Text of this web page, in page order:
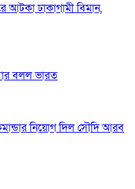
আটকা ঢাকাগামী বিমান,
বলল ভারত
নিয়োগ দিল সৌদি আরব